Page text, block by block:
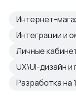
Интернет-
Интеграции и
Личные
UX\UI-дизайн
Разработка на